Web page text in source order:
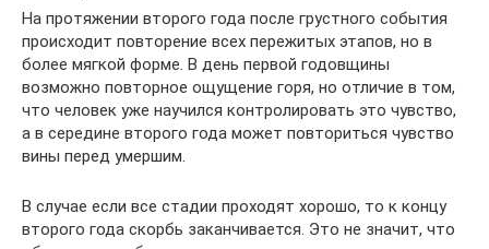
На протяжении второго года после грустного события
происходит повторение всех пережитых этапов, но в
более мягкой форме. В день первой годовщины
возможно повторное ощущение горя, но отличие в том,
что человек уже научился контролировать это чувство,
а в середине второго года может повториться чувство
вины перед умершим.
В случае если все стадии проходят хорошо, то к концу
второго года скорбь заканчивается. Это не значит, что